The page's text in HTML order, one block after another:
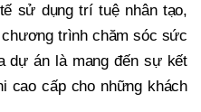
sử dụng trí tuệ nhân tạo,
trình chăm sóc sức
dự án là mang đến sự kết
cao cấp cho những khách